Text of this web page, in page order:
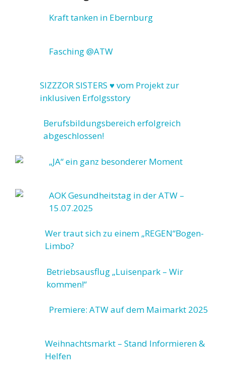
Kraft tanken in Ebernburg
Fasching @ATW
SIZZZOR SISTERS ♥ vom Projekt zur
inklusiven Erfolgsstory
Berufsbildungsbereich erfolgreich
abgeschlossen!
„JA“ ein ganz besonderer Moment
AOK Gesundheitstag in der ATW –
15.07.2025
Wer traut sich zu einem „REGEN“Bogen-
Limbo?
Betriebsausflug „Luisenpark – Wir
kommen!“
Premiere: ATW auf dem Maimarkt 2025
Weihnachtsmarkt – Stand Informieren &
Helfen